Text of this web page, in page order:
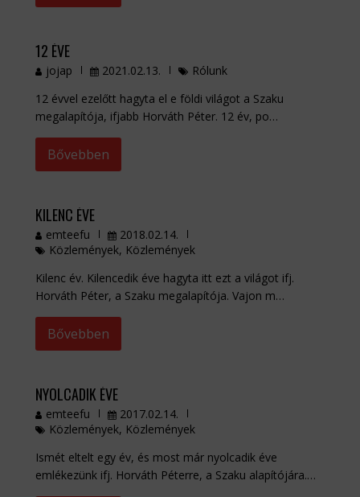
12 ÉVE
jojap 2021.02.13.
Rólunk
12 évvel ezelőtt hagyta el e földi világot a Szaku
megalapítója, ifjabb Horváth Péter. 12 év, po…
Bővebben
KILENC ÉVE
emteefu
2018.02.14.
Közlemények, Közlemények
Kilenc év. Kilencedik éve hagyta itt ezt a világot ifj.
Horváth Péter, a Szaku megalapítója. Vajon m…
Bővebben
NYOLCADIK ÉVE
emteefu
2017.02.14.
Közlemények, Közlemények
Ismét eltelt egy év, és most már nyolcadik éve
emlékezünk ifj. Horváth Péterre, a Szaku alapítójára.…